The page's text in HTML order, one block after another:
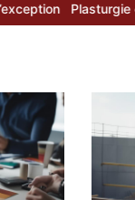
durable en 2026 :